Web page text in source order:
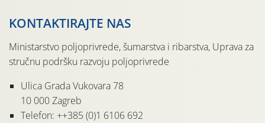
KONTAKTIRAJTE NAS
Ministarstvo poljoprivrede, šumarstva i ribarstva, Uprava za
stručnu podršku razvoju poljoprivrede
Ulica Grada Vukovara 78
10 000 Zagreb
Telefon: ++385 (0)1 6106 692